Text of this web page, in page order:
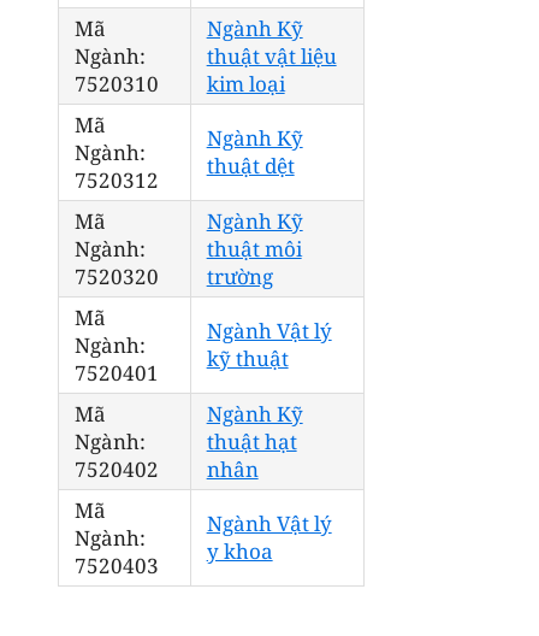
Mã
Ngành:
7520310
Ngành Kỹ
thuật vật liệu
kim loại
Mã
Ngành:
7520312
Ngành Kỹ
thuật dệt
Mã
Ngành:
7520320
Ngành Kỹ
thuật môi
trường
Mã
Ngành:
7520401
Ngành Vật lý
kỹ thuật
Mã
Ngành:
7520402
Ngành Kỹ
thuật hạt
nhân
Mã
Ngành:
7520403
Ngành Vật lý
y khoa